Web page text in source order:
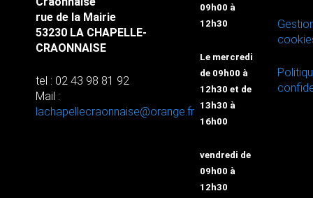
rue de la Mairie
53230 LA CHAPELLE-
CRAONNAISE
tel : 02 43 98 81 92
Mail :
lachapellecraonnaise@orange.fr
09h00 à
12h30
Le mercredi
de 09h00 à
12h30 et de
13h30 à
16h00
vendredi de
09h00 à
12h30